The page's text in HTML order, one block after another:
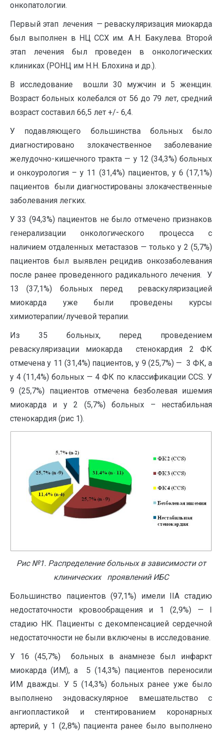
онкопатологии.
Первый этап лечения — реваскуляризация миокарда
был выполнен в НЦ ССХ им. А.Н. Бакулева. Второй
этап лечения был проведен в онкологических
клиниках (РОНЦ им Н.Н. Блохина и др.).
В исследование вошли 30 мужчин и 5 женщин.
Возраст больных колебался от 56 до 79 лет, средний
возраст составил 66,5 лет +/- 6,4.
У подавляющего большинства больных было
диагностировано злокачественное заболевание
желудочно-кишечного тракта — у 12 (34,3%) больных
и онкоурология – у 11 (31,4%) пациентов, у 6 (17,1%)
пациентов были диагностированы злокачественные
заболевания легких.
У 33 (94,3%) пациентов не было отмечено признаков
генерализации онкологического процесса с
наличием отдаленных метастазов — только у 2 (5,7%)
пациентов был выявлен рецидив онкозаболевания
после ранее проведенного радикального лечения. У
13 (37,1%) больных перед реваскуляризацией
миокарда уже были проведены курсы
химиотерапии/лучевой терапии.
Из 35 больных, перед проведением
реваскуляризации миокарда стенокардия 2 ФК
отмечена у 11 (31,4%) пациентов, у 9 (25,7%) — 3 ФК, а
у 4 (11,4%) больных — 4 ФК по классификации ССS. У
9 (25,7%) пациентов отмечена безболевая ишемия
миокарда и у 2 (5,7%) больных – нестабильная
стенокардия (рис 1).
Рис №1. Распределение больных в зависимости от
клинических проявлений ИБС
Большинство пациентов (97,1%) имели IIA стадию
недостаточности кровообращения и 1 (2,9%) — I
стадию НК. Пациенты с декомпенсацией сердечной
недостаточности не были включены в исследование.
У 16 (45,7%) больных в анамнезе был инфаркт
миокарда (ИМ), а 5 (14,3%) пациентов переносили
ИМ дважды. У 5 (14,3%) больных ранее уже было
выполнено эндоваскулярное вмешательство с
ангиопластикой и стентированием коронарных
артерий, у 1 (2,8%) пациента ранее было выполнено